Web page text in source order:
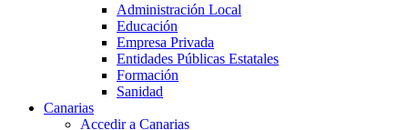
Administración Local
Educación
Empresa Privada
Entidades Públicas Estatales
Formación
Sanidad
Canarias
Accedir a Canarias